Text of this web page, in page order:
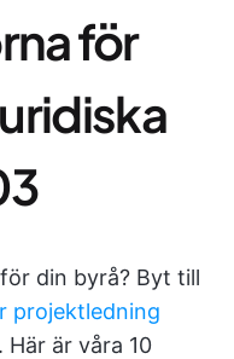
för
din byrå? Byt till
projektledning
är våra 10